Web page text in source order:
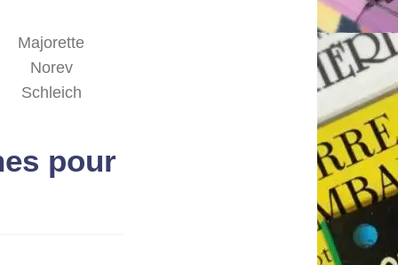
Majorette
Norev
Schleich
pour